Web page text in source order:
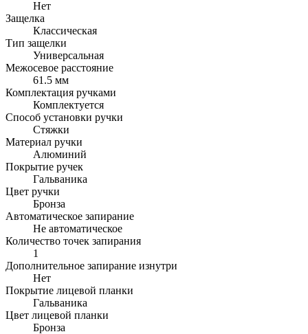
Нет
Защелка
Классическая
Тип защелки
Универсальная
Межосевое расстояние
61.5 мм
Комплектация ручками
Комплектуется
Способ установки ручки
Стяжки
Материал ручки
Алюминий
Покрытие ручек
Гальваника
Цвет ручки
Бронза
Автоматическое запирание
Не автоматическое
Количество точек запирания
1
Дополнительное запирание изнутри
Нет
Покрытие лицевой планки
Гальваника
Цвет лицевой планки
Бронза